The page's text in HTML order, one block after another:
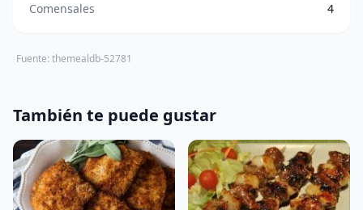
Comensales
4
Fuente: themealdb-52781
También te puede gustar